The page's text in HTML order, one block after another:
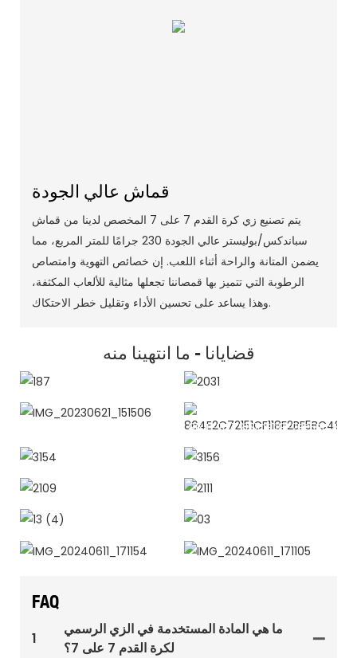
قماش عالي الجودة
يتم تصنيع زي كرة القدم 7 على 7 المخصص لدينا من قماش
سباندكس/بوليستر عالي الجودة 230 جرامًا للمتر المربع، مما
يضمن المتانة والراحة أثناء اللعب. إن خصائص التهوية وامتصاص
الرطوبة التي تتميز بها قمصاننا تجعلها مثالية للألعاب المكثفة،
وهذا يساعد على تحسين الأداء وتقليل خطر الاحتكاك.
قضايانا - ما انتهينا منه
FAQ
1
ما هي المادة المستخدمة في الزي الرسمي
لكرة القدم 7 على 7؟